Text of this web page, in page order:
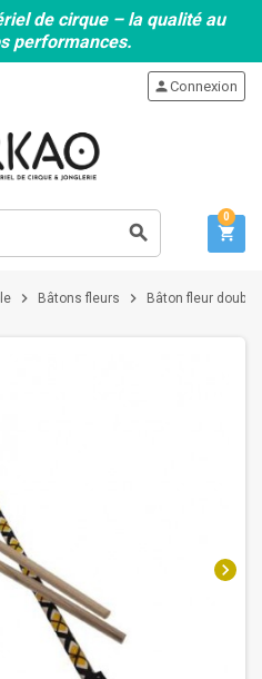
de cirque – la qualité au
performances.
search
personConnexion
shopping_cart
0
chevron_right Bâtons fleurs chevron_right Bâton fleur
chevron_right